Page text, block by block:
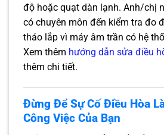
độ hoặc quạt dàn lạnh. Anh/chị
có chuyên môn đến kiểm tra đo
tháo lắp vì máy âm trần có hệ
Xem thêm hướng dẫn sửa điều
thêm chi tiết.
Đừng Để Sự Cố Điều Hòa
Công Việc Của Bạn